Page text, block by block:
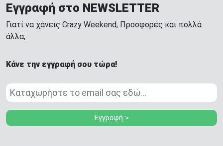
Εγγραφή στο NEWSLETTER
Γιατί να χάνεις Crazy Weekend, Προσφορές και πολλά
άλλα;
Κάνε την εγγραφή σου τώρα!
Εγγραφή >